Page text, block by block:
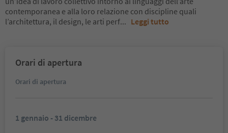
contemporanea e alla loro relazione con discipline quali
l’architettura, il design, le arti perf... Leggi tutto
Orari di apertura
Orari di apertura
1 gennaio - 31 dicembre